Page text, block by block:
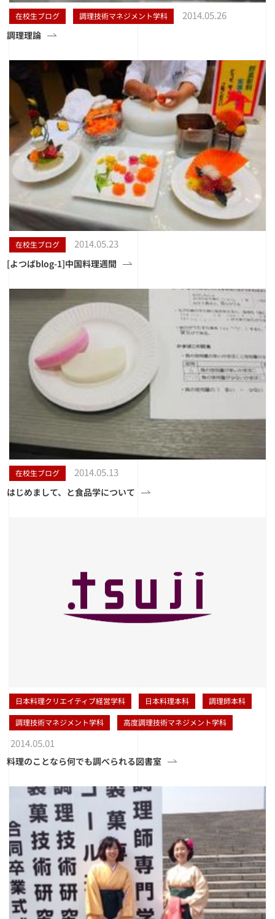
在校生ブログ 調理技術マネジメント学科 2014.05.26
調理理論
在校生ブログ 2014.05.23
[よつばblog-1]中国料理週間
在校生ブログ 2014.05.13
はじめまして、と食品学について
日本料理クリエイティブ経営学科 日本料理本科 調理師本科
調理技術マネジメント学科 高度調理技術マネジメント学科
2014.05.01
料理のことなら何でも調べられる図書室